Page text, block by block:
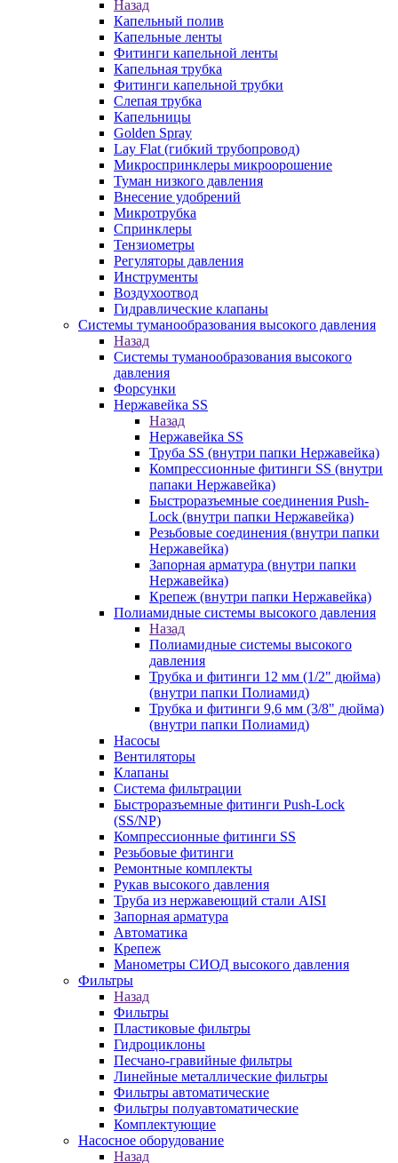
Назад
Капельный полив
Капельные ленты
Фитинги капельной ленты
Капельная трубка
Фитинги капельной трубки
Слепая трубка
Капельницы
Golden Spray
Lay Flat (гибкий трубопровод)
Микроспринклеры микроорошение
Туман низкого давления
Внесение удобрений
Микротрубка
Спринклеры
Тензиометры
Регуляторы давления
Инструменты
Воздухоотвод
Гидравлические клапаны
Системы туманообразования высокого давления
Назад
Системы туманообразования высокого
давления
Форсунки
Нержавейка SS
Назад
Нержавейка SS
Труба SS (внутри папки Нержавейка)
Компрессионные фитинги SS (внутри
папаки Нержавейка)
Быстроразъемные соединения Push-
Lock (внутри папки Нержавейка)
Резьбовые соединения (внутри папки
Нержавейка)
Запорная арматура (внутри папки
Нержавейка)
Крепеж (внутри папки Нержавейка)
Полиамидные системы высокого давления
Назад
Полиамидные системы высокого
давления
Трубка и фитинги 12 мм (1/2" дюйма)
(внутри папки Полиамид)
Трубка и фитинги 9,6 мм (3/8" дюйма)
(внутри папки Полиамид)
Насосы
Вентиляторы
Клапаны
Система фильтрации
Быстроразъемные фитинги Push-Lock
(SS/NP)
Компрессионные фитинги SS
Резьбовые фитинги
Ремонтные комплекты
Рукав высокого давления
Труба из нержавеющий стали AISI
Запорная арматура
Автоматика
Крепеж
Манометры СИОД высокого давления
Фильтры
Назад
Фильтры
Пластиковые фильтры
Гидроциклоны
Песчано-гравийные фильтры
Линейные металлические фильтры
Фильтры автоматические
Фильтры полуавтоматические
Комплектующие
Насосное оборудование
Назад